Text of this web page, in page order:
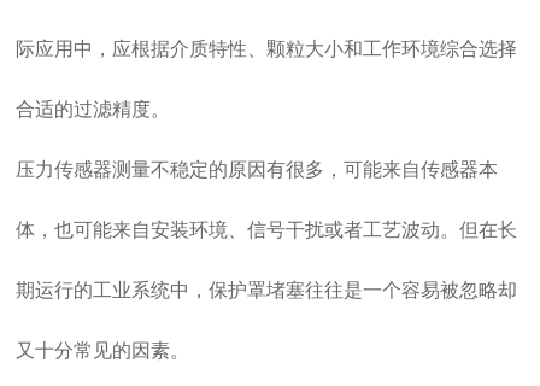
际应用中，应根据介质特性、颗粒大小和工作环境综合选择
合适的过滤精度。
压力传感器测量不稳定的原因有很多，可能来自传感器本
体，也可能来自安装环境、信号干扰或者工艺波动。但在长
期运行的工业系统中，保护罩堵塞往往是一个容易被忽略却
又十分常见的因素。